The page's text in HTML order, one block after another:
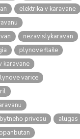
elektrika v karavane
nezavislykaravan
plynove flaše
karavane
varice
privesu
alugas